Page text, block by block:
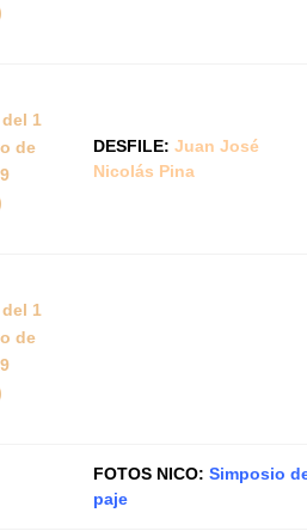
1
de
DESFILE: Juan José
Nicolás Pina
1
de
FOTOS NICO: Simposio
paje